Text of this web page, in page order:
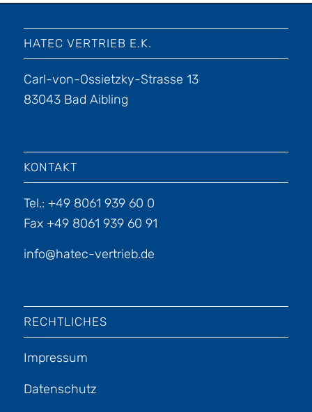
HATEC VERTRIEB E.K.
Carl-von-Ossietzky-Strasse 13
83043 Bad Aibling
KONTAKT
Tel.: +49 8061 939 60 0
Fax +49 8061 939 60 91
info@hatec-vertrieb.de
RECHTLICHES
Impressum
Datenschutz